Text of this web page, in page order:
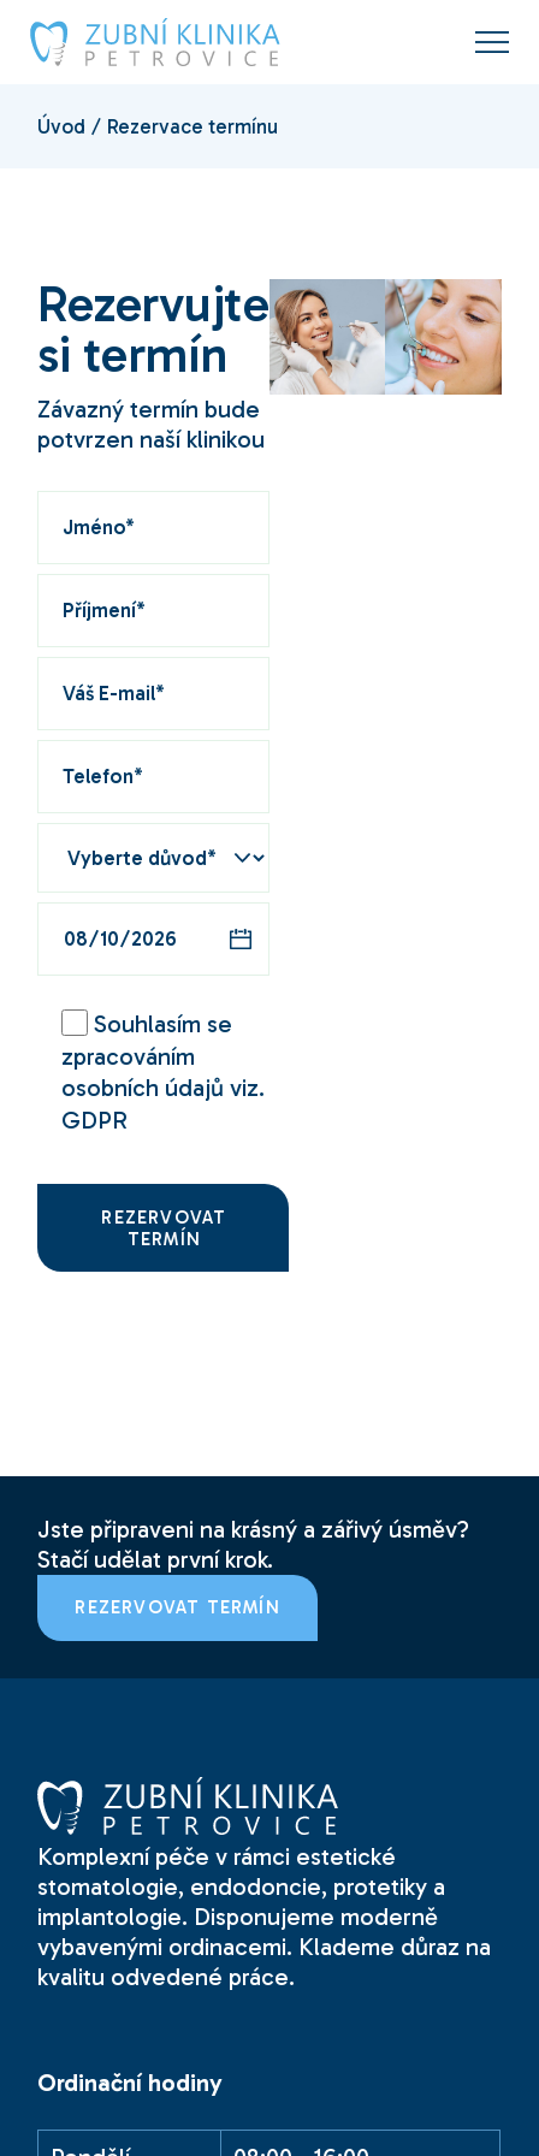
Úvod Rezervace termínu
Rezervujte
si termín
Závazný termín bude
potvrzen naší klinikou
Souhlasím se
zpracováním
osobních údajů viz.
GDPR
REZERVOVAT
TERMÍN
Jste připraveni na krásný a zářivý úsměv?
Stačí udělat první krok.
REZERVOVAT TERMÍN
Komplexní péče v rámci estetické
stomatologie, endodoncie, protetiky a
implantologie. Disponujeme moderně
vybavenými ordinacemi. Klademe důraz na
kvalitu odvedené práce.
Ordinační hodiny